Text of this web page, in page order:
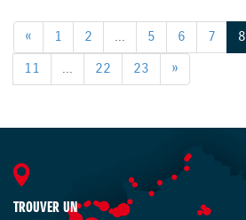
« 1 2 ... 5 6 7 8
11
... 22 23 »
TROUVER UN